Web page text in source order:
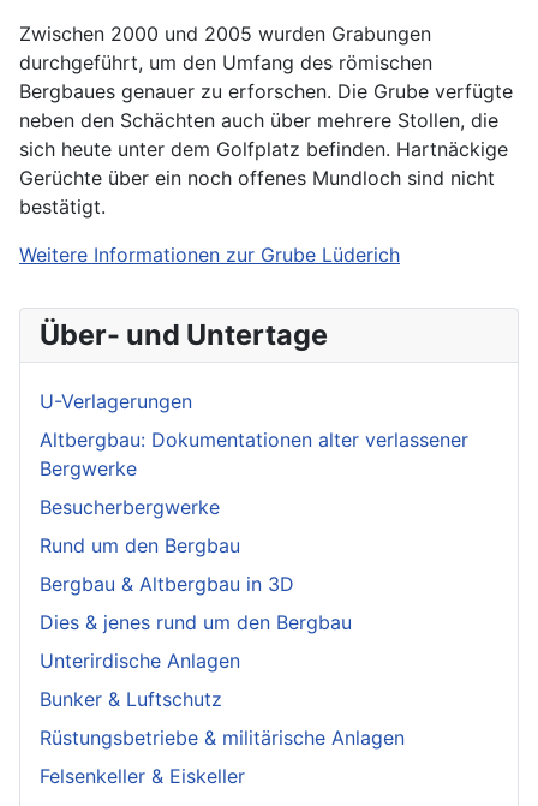
Zwischen 2000 und 2005 wurden Grabungen
durchgeführt, um den Umfang des römischen
Bergbaues genauer zu erforschen. Die Grube verfügte
neben den Schächten auch über mehrere Stollen, die
sich heute unter dem Golfplatz befinden. Hartnäckige
Gerüchte über ein noch offenes Mundloch sind nicht
bestätigt.
Weitere Informationen zur Grube Lüderich
Über- und Untertage
U-Verlagerungen
Altbergbau: Dokumentationen alter verlassener
Bergwerke
Besucherbergwerke
Rund um den Bergbau
Bergbau & Altbergbau in 3D
Dies & jenes rund um den Bergbau
Unterirdische Anlagen
Bunker & Luftschutz
Rüstungsbetriebe & militärische Anlagen
Felsenkeller & Eiskeller